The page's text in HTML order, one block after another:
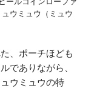
ウミュウ（ミュウ
、ポーチほども
でありながら、
ウミュウの特